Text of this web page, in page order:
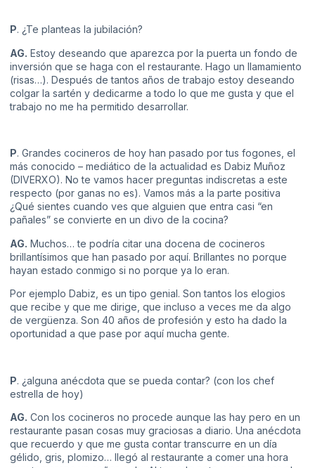
P. ¿Te planteas la jubilación?
AG. Estoy deseando que aparezca por la puerta un fondo de
inversión que se haga con el restaurante. Hago un llamamiento
(risas…). Después de tantos años de trabajo estoy deseando
colgar la sartén y dedicarme a todo lo que me gusta y que el
trabajo no me ha permitido desarrollar.
P. Grandes cocineros de hoy han pasado por tus fogones, el
más conocido – mediático de la actualidad es Dabiz Muñoz
(DIVERXO). No te vamos hacer preguntas indiscretas a este
respecto (por ganas no es). Vamos más a la parte positiva
¿Qué sientes cuando ves que alguien que entra casi “en
pañales” se convierte en un divo de la cocina?
AG. Muchos… te podría citar una docena de cocineros
brillantísimos que han pasado por aquí. Brillantes no porque
hayan estado conmigo si no porque ya lo eran.
Por ejemplo Dabiz, es un tipo genial. Son tantos los elogios
que recibe y que me dirige, que incluso a veces me da algo
de vergüenza. Son 40 años de profesión y esto ha dado la
oportunidad a que pase por aquí mucha gente.
P. ¿alguna anécdota que se pueda contar? (con los chef
estrella de hoy)
AG. Con los cocineros no procede aunque las hay pero en un
restaurante pasan cosas muy graciosas a diario. Una anécdota
que recuerdo y que me gusta contar transcurre en un día
gélido, gris, plomizo… llegó al restaurante a comer una hora